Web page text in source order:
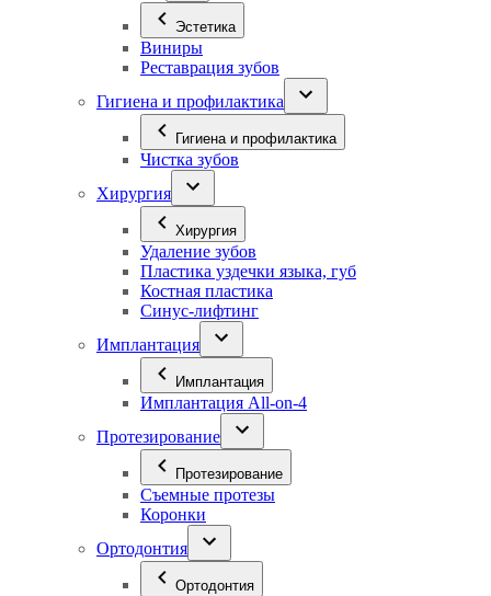
Эстетика
Виниры
Реставрация зубов
Гигиена и профилактика
Гигиена и профилактика
Чистка зубов
Хирургия
Хирургия
Удаление зубов
Пластика уздечки языка, губ
Костная пластика
Синус-лифтинг
Имплантация
Имплантация
Имплантация All-on-4
Протезирование
Протезирование
Съемные протезы
Коронки
Ортодонтия
Ортодонтия